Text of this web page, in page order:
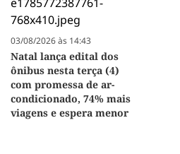
03/08/2026 às 14:43
Natal lança edital dos
ônibus nesta terça (4)
com promessa de ar-
condicionado, 74% mais
viagens e espera menor